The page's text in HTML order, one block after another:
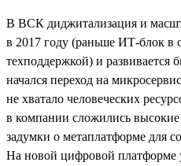
В ВСК диджитализация и
в 2017 году (раньше ИТ-блок в
техподдержкой) и развивается
начался переход на
не хватало человеческих
в компании сложились
задумки о метаплатформе для
На новой цифровой платформе